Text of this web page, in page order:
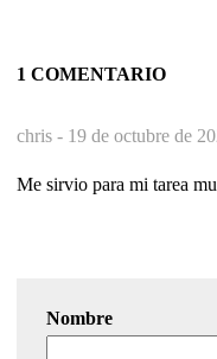
1 COMENTARIO
chris - 19 de octubre de
Me sirvio para mi tarea
Nombre